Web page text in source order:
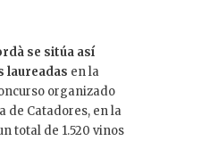
se sitúa así
laureadas en la
organizado
de Catadores, en la
total de 1.520 vinos